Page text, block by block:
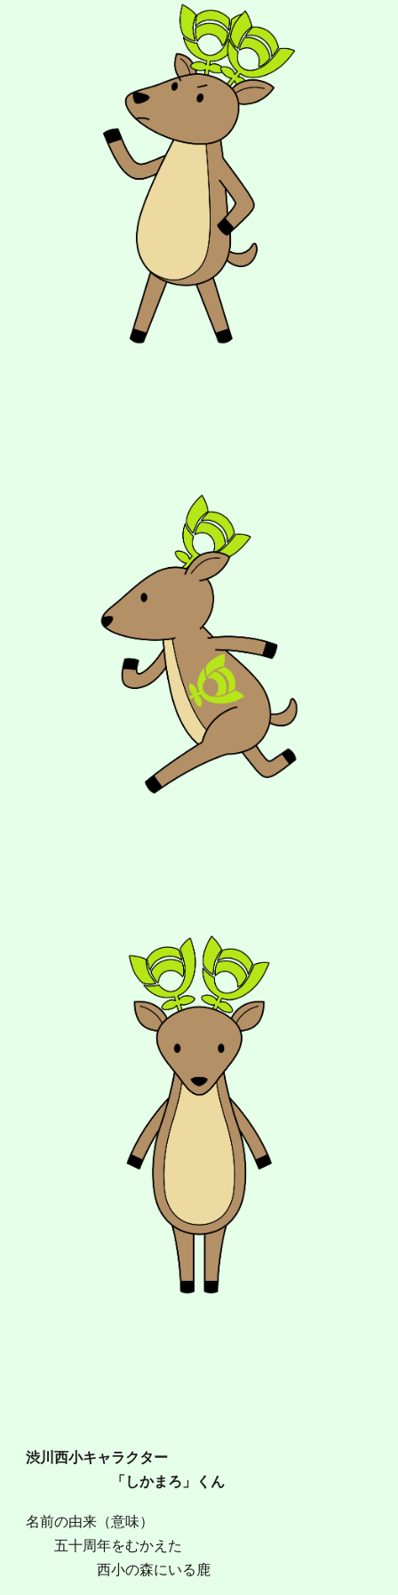
渋川西小キャラクター
「しかまろ」くん
名前の由来（意味）
五十周年をむかえた
西小の森にいる鹿